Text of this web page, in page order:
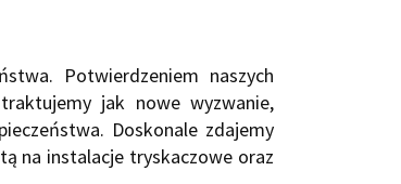
Potwierdzeniem naszych
jak nowe wyzwanie,
Doskonale zdajemy
na instalacje tryskaczowe oraz